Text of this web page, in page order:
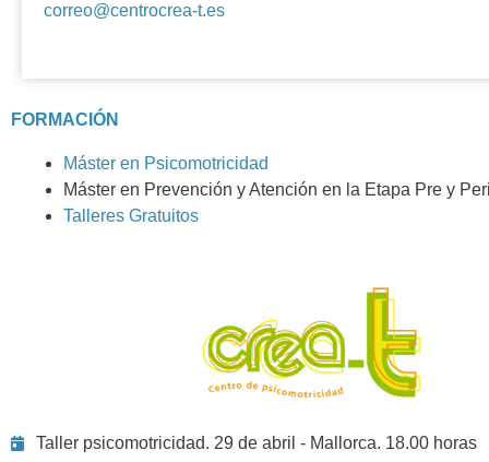
correo@centrocrea-t.es
FORMACIÓN
Máster en Psicomotricidad
Máster en Prevención y Atención en la Etapa Pre y
Talleres Gratuitos
Taller psicomotricidad. 29 de abril - Mallorca. 18.00 horas